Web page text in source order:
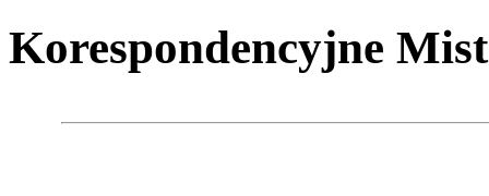
Korespondencyjne